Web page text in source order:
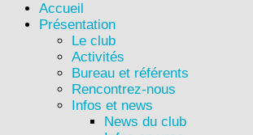
Accueil
Présentation
Le club
Activités
Bureau et référents
Rencontrez-nous
Infos et news
News du club